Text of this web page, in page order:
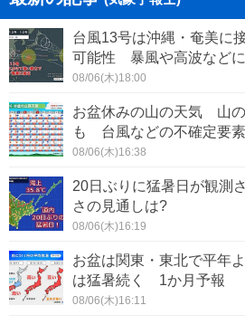
台風13号は沖縄・奄美
可能性 暴風や高波など
08/06(木)18:00
お盆休みの山の天気 山
も 台風などの不確定要
08/06(木)16:38
20日ぶりに猛暑日が観測
さの見通しは?
08/06(木)16:19
お盆は関東・東北で平年
は猛暑続く 1か月予報
08/06(木)16:11